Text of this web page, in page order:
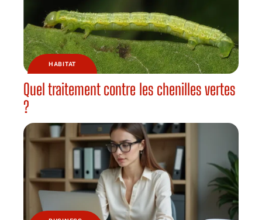
HABITAT
Quel traitement contre les chenilles vertes
?